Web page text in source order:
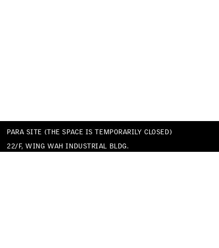
PARA SITE (THE SPACE IS TEMPORARILY CLOSED)
22/F, WING WAH INDUSTRIAL BLDG.
677 KING’S ROAD